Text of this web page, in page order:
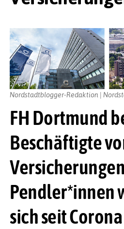
FH Dortmund
Beschäftigte
Pendler*innen
sich seit
Nordstadtblogger-Redaktion |